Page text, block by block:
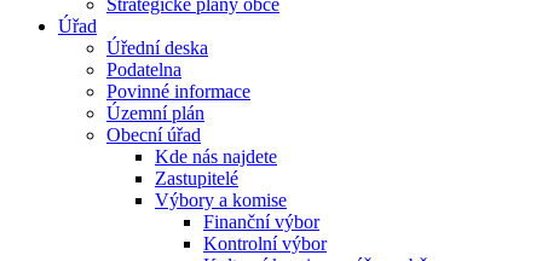
Strategické plány obce
Úřad
Úřední deska
Podatelna
Povinné informace
Územní plán
Obecní úřad
Kde nás najdete
Zastupitelé
Výbory a komise
Finanční výbor
Kontrolní výbor